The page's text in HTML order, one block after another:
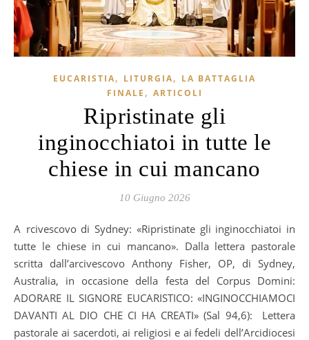
EUCARISTIA, LITURGIA, LA BATTAGLIA
FINALE , ARTICOLI
Ripristinate gli
inginocchiatoi in tutte le
chiese in cui mancano
10 Giugno 2026
Arcivescovo di Sydney: «Ripristinate gli inginocchiatoi in
tutte le chiese in cui mancano». Dalla lettera pastorale
scritta dall’arcivescovo Anthony Fisher, OP, di Sydney,
Australia, in occasione della festa del Corpus Domini:
ADORARE IL SIGNORE EUCARISTICO: «INGINOCCHIAMOCI
DAVANTI AL DIO CHE CI HA CREATI» (Sal 94,6): Lettera
pastorale ai sacerdoti, ai religiosi e ai fedeli dell’Arcidiocesi